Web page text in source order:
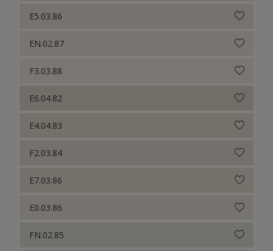
E5.03.86
EN.02.87
F3.03.88
E6.04.82
E4.04.83
F2.03.84
E7.03.86
E0.03.86
FN.02.85